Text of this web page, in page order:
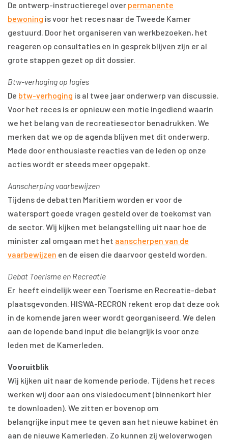
De ontwerp-instructieregel over permanente
bewoning is voor het reces naar de Tweede Kamer
gestuurd. Door het organiseren van werkbezoeken, het
reageren op consultaties en in gesprek blijven zijn er al
grote stappen gezet op dit dossier.
Btw-verhoging op logies
De btw-verhoging is al twee jaar onderwerp van discussie.
Voor het reces is er opnieuw een motie ingediend waarin
we het belang van de recreatiesector benadrukken. We
merken dat we op de agenda blijven met dit onderwerp.
Mede door enthousiaste reacties van de leden op onze
acties wordt er steeds meer opgepakt.
Aanscherping vaarbewijzen
Tijdens de debatten Maritiem worden er voor de
watersport goede vragen gesteld over de toekomst van
de sector. Wij kijken met belangstelling uit naar hoe de
minister zal omgaan met het aanscherpen van de
vaarbewijzen en de eisen die daarvoor gesteld worden.
Debat Toerisme en Recreatie
Er heeft eindelijk weer een Toerisme en Recreatie-debat
plaatsgevonden. HISWA-RECRON rekent erop dat deze ook
in de komende jaren weer wordt georganiseerd. We delen
aan de lopende band input die belangrijk is voor onze
leden met de Kamerleden.
Vooruitblik
Wij kijken uit naar de komende periode. Tijdens het reces
werken wij door aan ons visiedocument (binnenkort hier
te downloaden). We zitten er bovenop om
belangrijke input mee te geven aan het nieuwe kabinet én
aan de nieuwe Kamerleden. Zo kunnen zij weloverwogen